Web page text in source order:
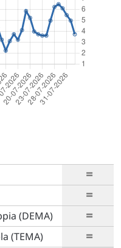
=
=
(DEMA) =
(TEMA) =